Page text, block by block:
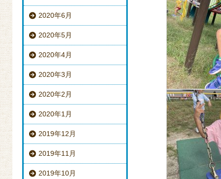
2020年6月
2020年5月
2020年4月
2020年3月
2020年2月
2020年1月
2019年12月
2019年11月
2019年10月